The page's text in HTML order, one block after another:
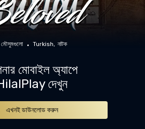
মৌসুমগুলো Turkish নাটক
মোবাইল অ্যাপে
দেখুন
এখনই ডাউনলোড করুন